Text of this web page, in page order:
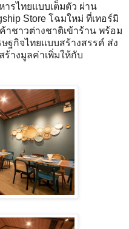
รไทยแบบเต็มตัว ผ่าน
Store โฉมใหม่ ที่เทอร์มิ
าชาวต่างชาติเข้าร้าน พร้อม
ฐกิจไทยแบบสร้างสรรค์ ส่ง
างมูลค่าเพิ่มให้กับ